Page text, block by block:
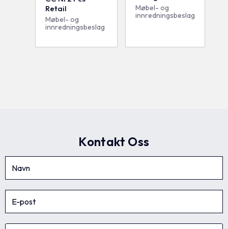
Retail
Møbel- og
innredningsbeslag
Møbel- og
innredningsbeslag
Kontakt Oss